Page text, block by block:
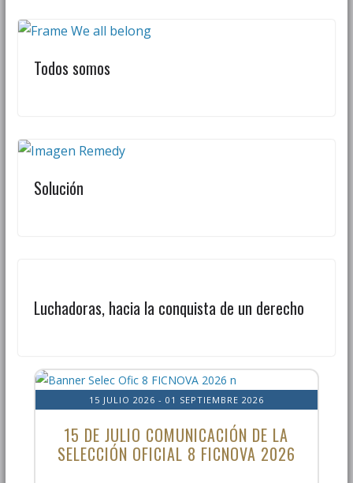
Todos somos
Solución
Luchadoras, hacia la conquista de un derecho
15 JULIO 2026 - 01 SEPTIEMBRE 2026
15 DE JULIO COMUNICACIÓN DE LA
SELECCIÓN OFICIAL 8 FICNOVA 2026